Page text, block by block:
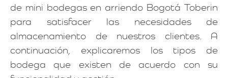
de mini bodegas en arriendo Bogotá Toberin
para satisfacer las necesidades de
almacenamiento de nuestros clientes. A
continuación, explicaremos los tipos de
bodega que existen de acuerdo con su